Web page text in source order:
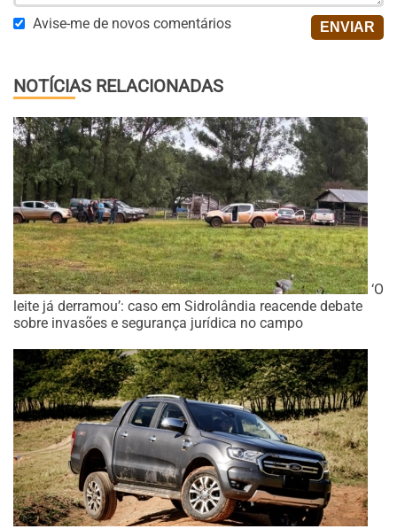
Avise-me de novos comentários
NOTÍCIAS RELACIONADAS
‘O
leite já derramou’: caso em Sidrolândia reacende debate
sobre invasões e segurança jurídica no campo